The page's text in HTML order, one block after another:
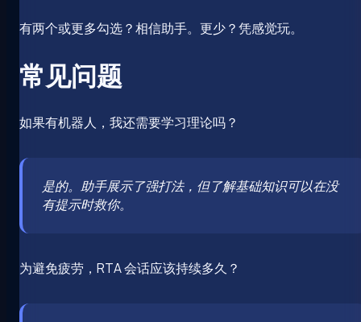
有两个或更多勾选？相信助手。更少？凭感觉玩。
常见问题
如果有机器人，我还需要学习理论吗？
是的。助手展示了强打法，但了解基础知识可以在没
有提示时救你。
为避免疲劳，RTA 会话应该持续多久？